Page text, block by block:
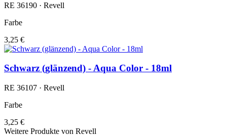
RE 36190 · Revell
Farbe
3,25 €
Schwarz (glänzend) - Aqua Color - 18ml
RE 36107 · Revell
Farbe
3,25 €
Weitere Produkte von Revell